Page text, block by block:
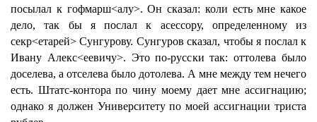
посылал к гофмарш<алу>. Он сказал: коли есть мне какое
дело, так бы я послал к асессору, определенному из
секр<етарей> Сунгурову. Сунгуров сказал, чтобы я послал к
Ивану Алекс<еевичу>. Это по-русски так: оттолева было
доселева, а отселева было дотолева. А мне между тем нечего
есть. Штатс-контора по чину моему дает мне ассигнацию;
однако я должен Университету по моей ассигнации триста